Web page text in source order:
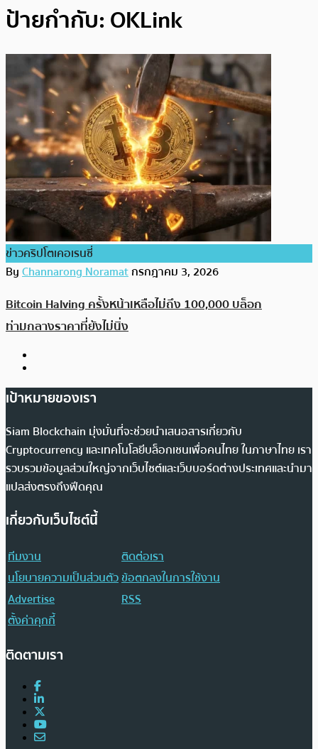
ป้ายกำกับ: OKLink
ข่าวคริปโตเคอเรนซี่
ByChannarong Noramatกรกฎาคม 3, 2026
Bitcoin Halving ครั้งหน้าเหลือไม่ถึง 100,000 บล็อก
ท่ามกลางราคาที่ยังไม่นิ่ง
เป้าหมายของเรา
Siam Blockchain มุ่งมั่นที่จะช่วยนำเสนอสารเกี่ยวกับ
Cryptocurrency และเทคโนโลยีบล็อกเชนเพื่อคนไทย ในภาษาไทย เรา
รวบรวมข้อมูลส่วนใหญ่จากเว็บไซต์และเว็บบอร์ดต่างประเทศและนำมา
แปลส่งตรงถึงฟีดคุณ
เกี่ยวกับเว็บไซต์นี้
ทีมงาน
ติดต่อเรา
นโยบายความเป็นส่วนตัวข้อตกลงในการใช้งาน
Advertise
RSS
ตั้งค่าคุกกี้
ติดตามเรา